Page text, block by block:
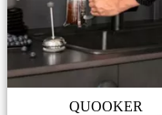
QUOOKER